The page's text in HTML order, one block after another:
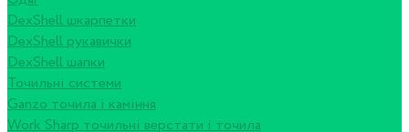
DexShell шкарпетки
DexShell рукавички
DexShell шапки
Точильні системи
Ganzo точила і каміння
Work Sharp точильні верстати і точила